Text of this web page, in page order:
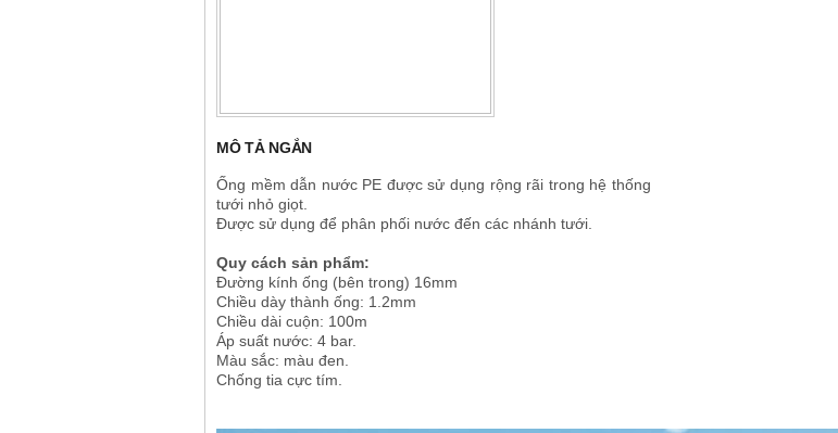
MÔ TẢ NGẮN
Ống mềm dẫn nước PE được sử dụng rộng rãi trong hệ thống
tưới nhỏ giọt.
Được sử dụng để phân phối nước đến các nhánh tưới.
Quy cách sản phẩm:
Đường kính ống (bên trong) 16mm
Chiều dày thành ống: 1.2mm
Chiều dài cuộn: 100m
Áp suất nước: 4 bar.
Màu sắc: màu đen.
Chống tia cực tím.